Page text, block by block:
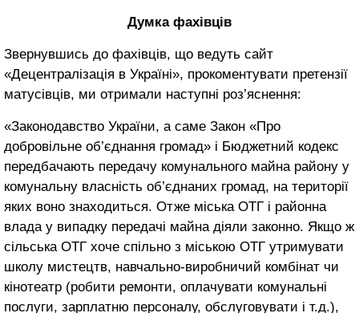
Думка фахівців
Звернувшись до фахівців, що ведуть сайт
«Децентралізація в Україні», прокоментувати претензії
матусівців, ми отримали наступні роз’яснення:
«Законодавство України, а саме Закон «Про
добровільне об’єднання громад» і Бюджетний кодекс
передбачають передачу комунального майна району у
комунальну власність об’єднаних громад, на території
яких воно знаходиться. Отже міська ОТГ і районна
влада у випадку передачі майна діяли законно. Якщо ж
сільська ОТГ хоче спільно з міською ОТГ утримувати
школу мистецтв, навчально-виробничий комбінат чи
кінотеатр (робити ремонти, оплачувати комунальні
послуги, зарплатню персоналу, обслуговувати і т.д.),